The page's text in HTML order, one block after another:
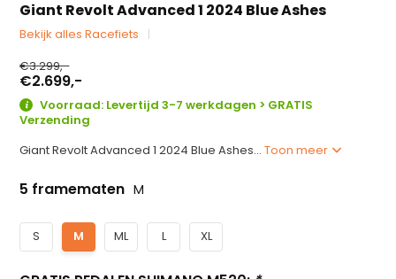
Giant Revolt Advanced 1 2024 Blue Ashes
Bekijk alles Racefiets
€3.299,-
€2.699,-
Voorraad: Levertijd 3-7 werkdagen > GRATIS
Verzending
Giant Revolt Advanced 1 2024 Blue Ashes...Toon meer
5 framematen M
S M ML L XL